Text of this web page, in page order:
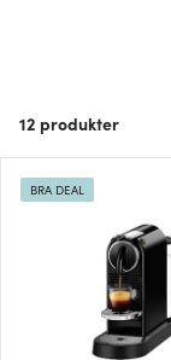
12 produkter
BRA DEAL